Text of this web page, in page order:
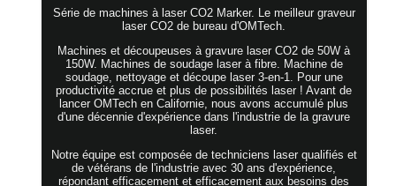
Série de machines à laser CO2 Marker. Le meilleur graveur
laser CO2 de bureau d'OMTech.
Machines et découpeuses à gravure laser CO2 de 50W à
150W. Machines de soudage laser à fibre. Machine de
soudage, nettoyage et découpe laser 3-en-1. Pour une
productivité accrue et plus de possibilités laser ! Avant de
lancer OMTech en Californie, nous avons accumulé plus
d'une décennie d'expérience dans l'industrie de la gravure
laser.
Notre équipe est composée de techniciens laser qualifiés et
de vétérans de l'industrie avec 30 ans d'expérience,
répondant efficacement et efficacement aux besoins des